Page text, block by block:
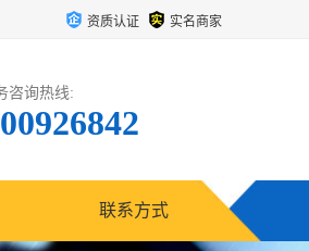
资质认证 实名商家
咨询热线:
联系方式